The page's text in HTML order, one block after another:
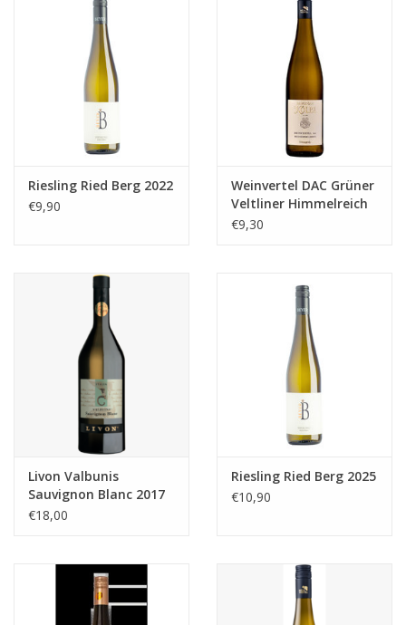
Riesling Ried Berg 2022
€9,90
Weinvertel DAC Grüner
Veltliner Himmelreich
2020
€9,30
Livon Valbunis
Sauvignon Blanc 2017
€18,00
Riesling Ried Berg 2025
€10,90